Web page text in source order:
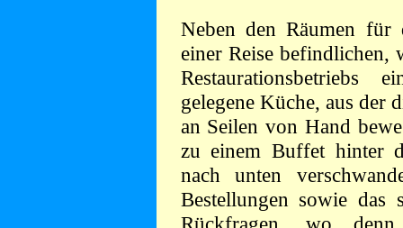
Neben den Räumen
einer Reise
gelegene Küche, aus der
an Seilen von Hand
zu einem Buffet hinter
nach unten
Bestellungen sowie das